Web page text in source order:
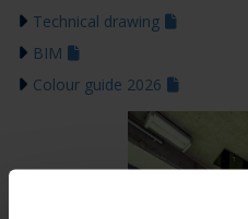
Technical drawing
BIM
Colour guide 2026